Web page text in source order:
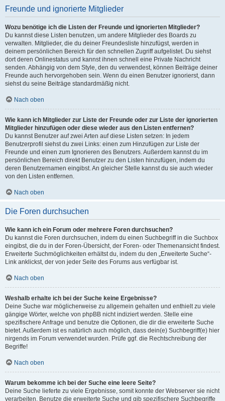
Freunde und ignorierte Mitglieder
Wozu benötige ich die Listen der Freunde und ignorierten Mitglieder?
Du kannst diese Listen benutzen, um andere Mitglieder des Boards zu
verwalten. Mitglieder, die du deiner Freundesliste hinzufügst, werden in
deinem persönlichen Bereich für den schnellen Zugriff aufgelistet. Du siehst
dort deren Onlinestatus und kannst ihnen schnell eine Private Nachricht
senden. Abhängig von dem Style, den du verwendest, können Beiträge deiner
Freunde auch hervorgehoben sein. Wenn du einen Benutzer ignorierst, dann
siehst du seine Beiträge standardmäßig nicht.
Nach oben
Wie kann ich Mitglieder zur Liste der Freunde oder zur Liste der ignorierten
Mitglieder hinzufügen oder diese wieder aus den Listen entfernen?
Du kannst Benutzer auf zwei Arten auf diese Listen setzen: In jedem
Benutzerprofil siehst du zwei Links: einen zum Hinzufügen zur Liste der
Freunde und einen zum Ignorieren des Benutzers. Außerdem kannst du im
persönlichen Bereich direkt Benutzer zu den Listen hinzufügen, indem du
deren Benutzernamen eingibst. An gleicher Stelle kannst du sie auch wieder
von den Listen entfernen.
Nach oben
Die Foren durchsuchen
Wie kann ich ein Forum oder mehrere Foren durchsuchen?
Du kannst die Foren durchsuchen, indem du einen Suchbegriff in die Suchbox
eingibst, die du in der Foren-Übersicht, der Foren- oder Themenansicht findest.
Erweiterte Suchmöglichkeiten erhältst du, indem du den „Erweiterte Suche“-
Link anklickst, der von jeder Seite des Forums aus verfügbar ist.
Nach oben
Weshalb erhalte ich bei der Suche keine Ergebnisse?
Deine Suche war möglicherweise zu allgemein gehalten und enthielt zu viele
gängige Wörter, welche von phpBB nicht indiziert werden. Stelle eine
spezifischere Anfrage und benutze die Optionen, die dir die erweiterte Suche
bietet. Außerdem ist es natürlich auch möglich, dass dein(e) Suchbegriff(e) hier
nirgends im Forum verwendet wurden. Prüfe ggf. die Rechtschreibung der
Begriffe!
Nach oben
Warum bekomme ich bei der Suche eine leere Seite?
Deine Suche lieferte zu viele Ergebnisse, somit konnte der Webserver sie nicht
verarbeiten. Benutze die erweiterte Suche und gib spezifischere Suchbegriffe